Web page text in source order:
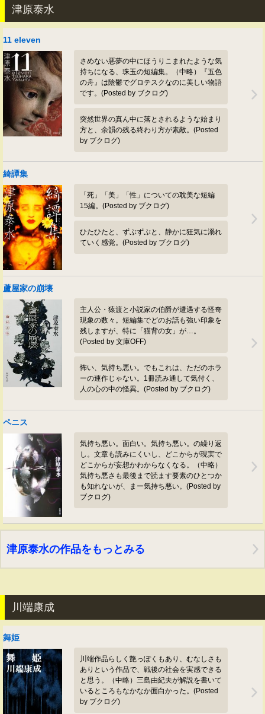
津原泰水
11 eleven
さめない悪夢の中にほうりこまれたような気
持ちになる、珠玉の短編集。（中略）『五色
の舟』は陰鬱でグロテスクなのに美しい物語
です。(Posted by ブクログ)
突然世界の真ん中に落とされるような始まり
方と、余韻の残る終わり方が素敵。(Posted
by ブクログ)
綺譚集
「死」「美」「性」についての耽美な短編
15編。(Posted by ブクログ)
ひたひたと、ずぶずぶと、静かに狂気に溺れ
ていく感覚。(Posted by ブクログ)
蘆屋家の崩壊
主人公・猿渡と小説家の伯爵が遭遇する怪奇
現象の数々。短編集でどのお話も強い印象を
残しますが、特に「猫背の女」が…。
(Posted by 文庫OFF)
怖い、気持ち悪い。でもこれは、ただのホラ
ーの連作じゃない。1冊読み通して気付く、
人の心の中の怪異。(Posted by ブクログ)
ペニス
気持ち悪い。面白い。気持ち悪い。の繰り返
し。文章も読みにくいし、どこからが現実で
どこからが妄想かわからなくなる。（中略）
気持ち悪さも最後まで読ます要素のひとつか
も知れないが、まー気持ち悪い。(Posted by
ブクログ)
津原泰水の作品をもっとみる
川端康成
舞姫
川端作品らしく艶っぽくもあり、むなしさも
ありという作品で、戦後の社会を実感できる
と思う。（中略）三島由紀夫が解説を書いて
いるところもなかなか面白かった。(Posted
by ブクログ)